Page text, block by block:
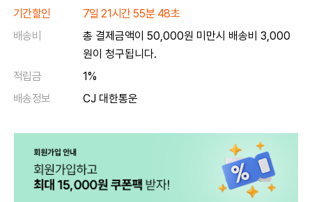
기간할인
7일 21시간 55분 48초
배송비
총 결제금액이 50,000원 미만시 배송비 3,000
원이 청구됩니다.
적립금
1%
배송정보
CJ 대한통운